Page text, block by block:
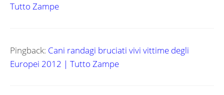
Tutto Zampe
Pingback: Cani randagi bruciati vivi vittime degli
Europei 2012 | Tutto Zampe